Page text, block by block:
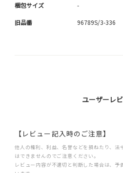
梱包サイズ -
旧品番 96789S/3-336
ユーザーレ
【レビュー記入時のご注意】
他人の権利、利益、名誉などを損ねたり、法
はできませんのでご注意ください。
レビュー内容が不適切と判断した場合は、